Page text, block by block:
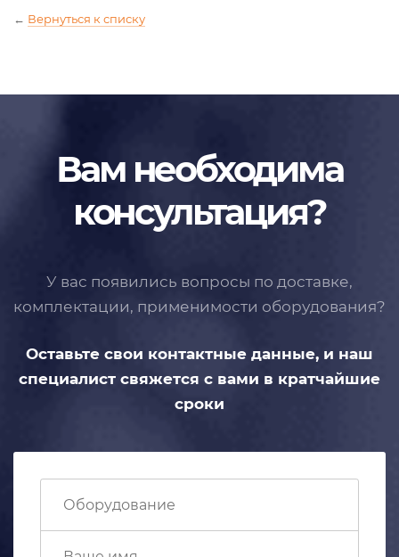
← Вернуться к списку
Вам необходима
консультация?
У вас появились вопросы по доставке,
комплектации, применимости оборудования?
Оставьте свои контактные данные, и наш
специалист свяжется с вами в кратчайшие
сроки